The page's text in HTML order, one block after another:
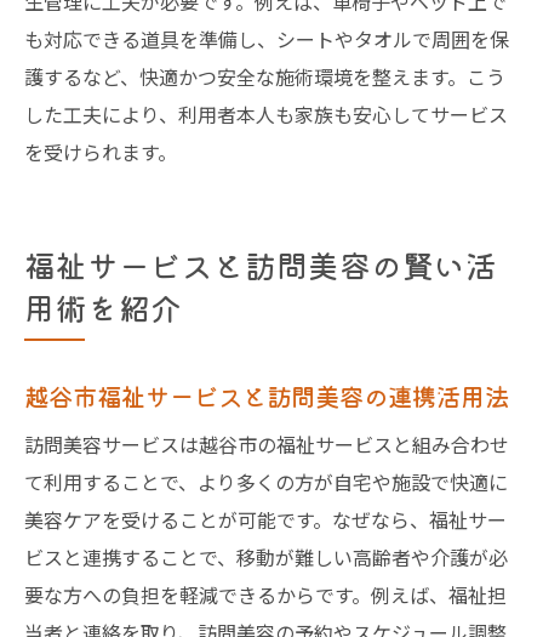
も対応できる道具を準備し、シートやタオルで周囲を保
護するなど、快適かつ安全な施術環境を整えます。こう
した工夫により、利用者本人も家族も安心してサービス
を受けられます。
福祉サービスと訪問美容の賢い活
用術を紹介
越谷市福祉サービスと訪問美容の連携活用法
訪問美容サービスは越谷市の福祉サービスと組み合わせ
て利用することで、より多くの方が自宅や施設で快適に
美容ケアを受けることが可能です。なぜなら、福祉サー
ビスと連携することで、移動が難しい高齢者や介護が必
要な方への負担を軽減できるからです。例えば、福祉担